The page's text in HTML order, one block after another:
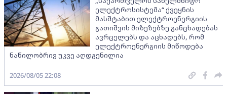
ელექტროსისტემა“ ქვეყნის
მასშტაბით ელექტროენერგიის
გათიშვის მიზეზებზე განცხადებას
ავრცელებს და აცხადებს, რომ
ელექტროენერგიის მიწოდება
ნაწილობრივ უკვე აღდგენილია
2026/08/05 22:08